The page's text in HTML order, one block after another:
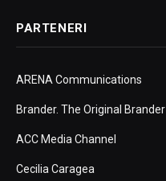
PARTENERI
ARENA Communications
Brander. The Original Brander
ACC Media Channel
Cecilia Caragea